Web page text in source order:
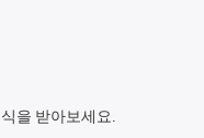
을 받아보세요.